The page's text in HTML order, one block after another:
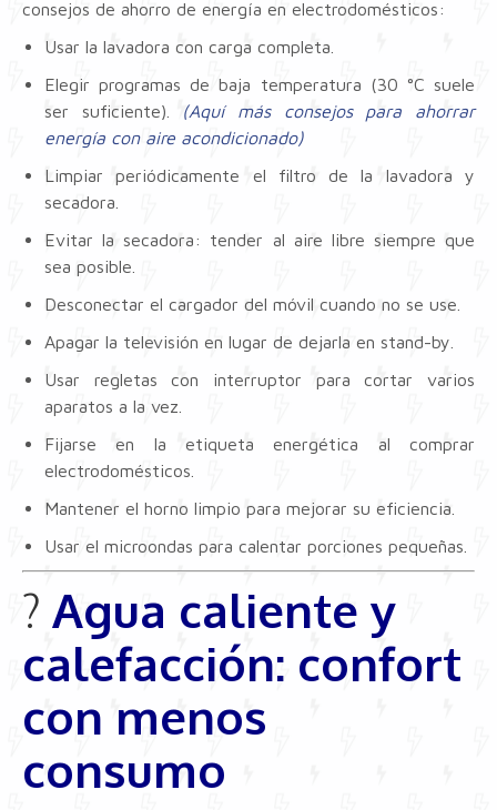
consejos de ahorro de energía en electrodomésticos:
Usar la lavadora con carga completa.
Elegir programas de baja temperatura (30 °C suele
ser suficiente). (Aquí más consejos para ahorrar
energía con aire acondicionado)
Limpiar periódicamente el filtro de la lavadora y
secadora.
Evitar la secadora: tender al aire libre siempre que
sea posible.
Desconectar el cargador del móvil cuando no se use.
Apagar la televisión en lugar de dejarla en stand-by.
Usar regletas con interruptor para cortar varios
aparatos a la vez.
Fijarse en la etiqueta energética al comprar
electrodomésticos.
Mantener el horno limpio para mejorar su eficiencia.
Usar el microondas para calentar porciones pequeñas.
?️ Agua caliente y
calefacción: confort
con menos
consumo